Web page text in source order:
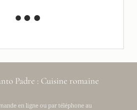
Padre : Cuisine romaine
en ligne ou par téléphone au